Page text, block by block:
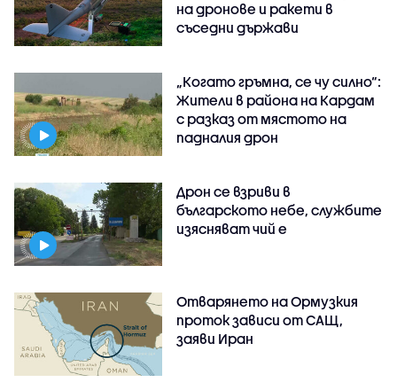
на дронове и ракети в
съседни държави
„Когато гръмна, се чу силно“:
Жители в района на Кардам
с разказ от мястото на
падналия дрон
Дрон се взриви в
българското небе, службите
изясняват чий е
Отварянето на Ормузкия
проток зависи от САЩ,
заяви Иран